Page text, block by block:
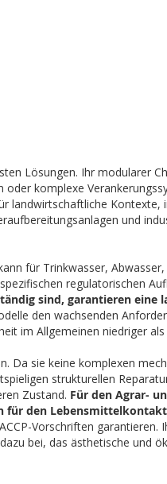
Lösungen. Ihr modularer
komplexe
landwirtschaftliche Kontexte,
und
für Trinkwasser,
regulatorischen
sind, garantieren eine
den wachsenden
im Allgemeinen niedriger
Da sie keine komplexen
strukturellen
Zustand. Für den Agrar-
den Lebensmittelkontakt
Vorschriften garantieren.
bei, das ästhetische und